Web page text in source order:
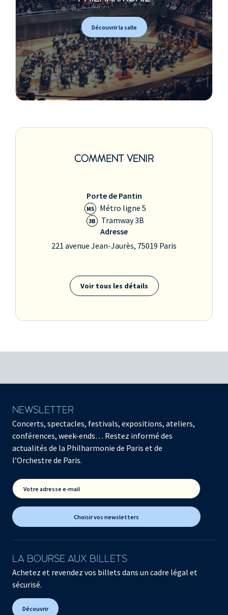
Découvrir la salle
COMMENT VENIR
Porte de Pantin
M5 Métro ligne 5
3B
Tramway 3B
Adresse
221 avenue Jean-Jaurès, 75019 Paris
Voir tous les détails
NEWSLETTER
Concerts, spectacles, festivals, expositions, ateliers,
conférences, week-ends… Restez informé des
actualités de la Philharmonie de Paris et de
l’Orchestre de Paris.
Votre adresse e-mail
Choisir vos newsletters
LA BOURSE AUX BILLETS
Achetez et revendez vos billets dans un cadre légal et
sécurisé.
Découvrir